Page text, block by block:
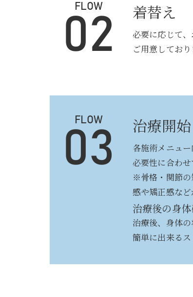
FLOW
02
着替え
必要に応じて、
ご用意してお
FLOW
03
治療開始
各施術メニュ
必要性に合わ
※骨格・関節の
感や矯正感など
治療後の身
治療後、身体
簡単に出来る